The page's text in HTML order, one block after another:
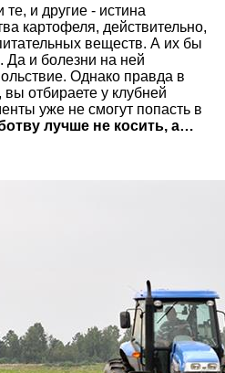
те, и другие - истина
картофеля, действительно,
веществ. А их бы
Да и болезни на ней
Однако правда в
отбираете у клубней
уже не смогут попасть в
лучше не косить, а…